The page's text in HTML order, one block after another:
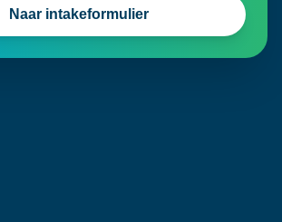
Naar intakeformulier